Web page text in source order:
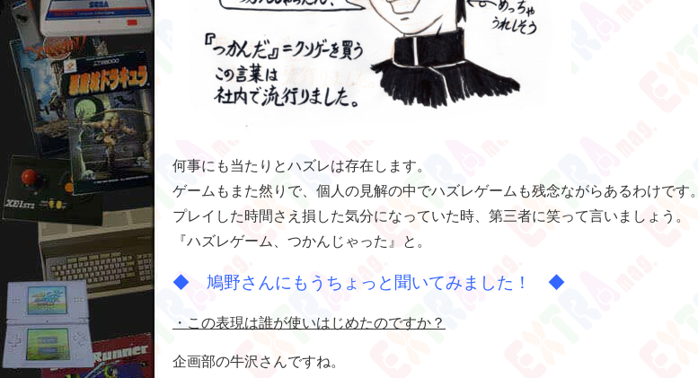
何事にも当たりとハズレは存在します。
ゲームもまた然りで、個人の見解の中でハズレゲームも残念ながらあるわけです。
プレイした時間さえ損した気分になっていた時、第三者に笑って言いましょう。
『ハズレゲーム、つかんじゃった』と。
◆ 鳩野さんにもうちょっと聞いてみました！ ◆
・この表現は誰が使いはじめたのですか？
企画部の牛沢さんですね。